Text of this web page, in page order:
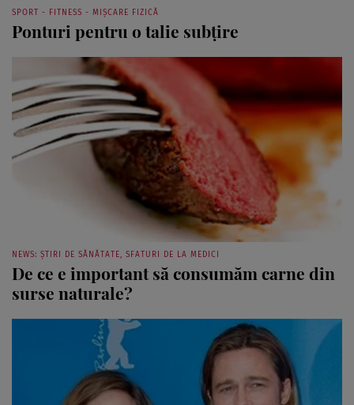
SPORT - FITNESS - MIȘCARE FIZICĂ
Ponturi pentru o talie subţire
NEWS: ȘTIRI DE SĂNĂTATE, SFATURI DE LA MEDICI
De ce e important să consumăm carne din
surse naturale?